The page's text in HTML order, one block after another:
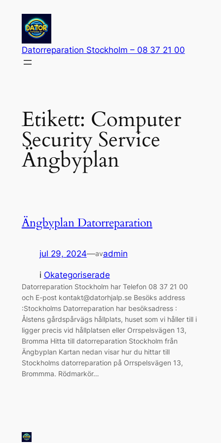
innehåll
Datorreparation Stockholm – 08 37 21 00
Etikett: Computer
Security Service
Ängbyplan
Ängbyplan Datorreparation
jul 29, 2024—avadmin
i Okategoriserade
Datorreparation Stockholm har Telefon 08 37 21 00
och E-post kontakt@datorhjalp.se Besöks address
:Stockholms Datorreparation har besöksadress :
Ålstens gårdspårvägs hållplats, huset som vi håller till i
ligger precis vid hållplatsen eller Orrspelsvägen 13,
Bromma Hitta till datorreparation Stockholm från
Ängbyplan Kartan nedan visar hur du hittar till
Stockholms datorreparation på Orrspelsvägen 13,
Brommma. Rödmarkör…